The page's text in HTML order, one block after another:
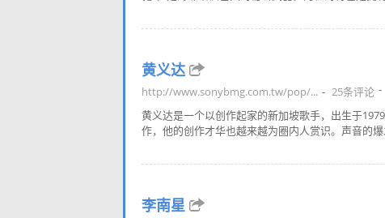
黄义达
http://www.sonybmg.com.tw/pop/... 25条评论
黄义达是一个以创作起家的新加坡歌手，出生于
作，他的创作才华也越来越为圈内人赏识。声音的
李南星